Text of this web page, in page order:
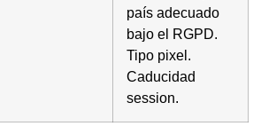
país adecuado
bajo el RGPD.
Tipo pixel.
Caducidad
session.